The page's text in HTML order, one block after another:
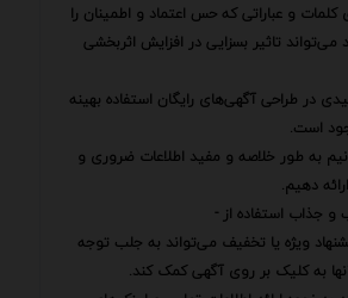
کلمات و عباراتی که حس اعتماد و اطمینان را
می‌تواند تاثیر بسزایی در افزایش اثربخشی
در طراحی آگهی‌های رایگان استفاده بهینه
است.
به طور خلاصه و مفید اطلاعات ضروری و
دهیم.
و جذاب استفاده از -
ویژه یا تخفیف می‌تواند به جلب توجه
به کلیک بر روی آگهی کمک کند.